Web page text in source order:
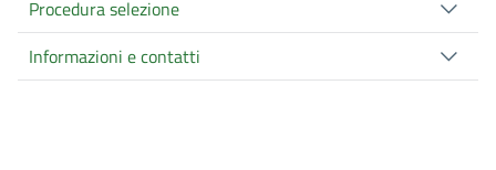
Procedura selezione
Informazioni e contatti